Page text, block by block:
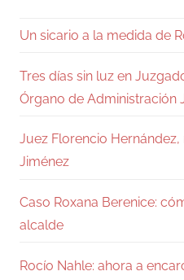
Un sicario a la medida de
Tres días sin luz en
Órgano de Administración
Juez Florencio
Jiménez
Caso Roxana Berenice:
alcalde
Rocío Nahle: ahora a